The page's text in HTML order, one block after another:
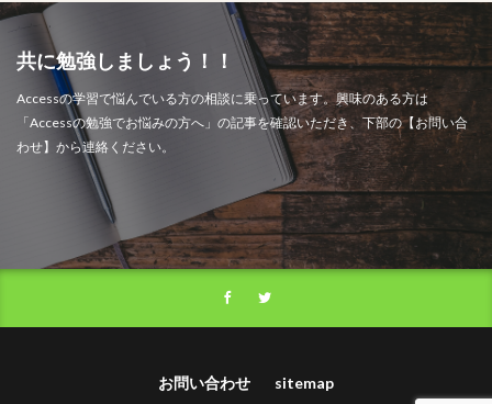
共に勉強しましょう！！
Accessの学習で悩んでいる方の相談に乗っています。興味のある方は
「Accessの勉強でお悩みの方へ」の記事を確認いただき、下部の【お問い合
わせ】から連絡ください。
お問い合わせ sitemap